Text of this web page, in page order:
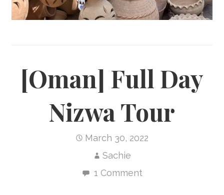
[Oman] Full Day
Nizwa Tour
March 30, 2022
Sachie
1 Comment